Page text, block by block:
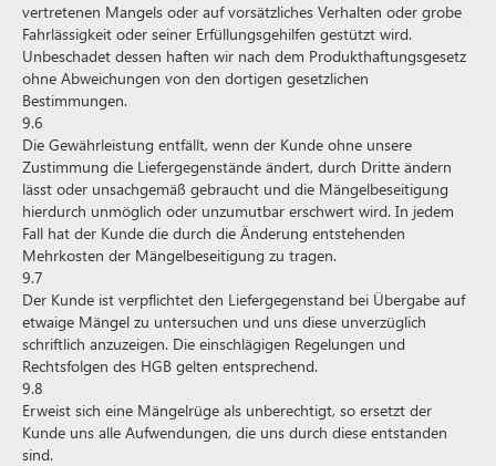
vertretenen Mangels oder auf vorsätzliches Verhalten oder grobe
Fahrlässigkeit oder seiner Erfüllungsgehilfen gestützt wird.
Unbeschadet dessen haften wir nach dem Produkthaftungsgesetz
ohne Abweichungen von den dortigen gesetzlichen
Bestimmungen.
9.6
Die Gewährleistung entfällt, wenn der Kunde ohne unsere
Zustimmung die Liefergegenstände ändert, durch Dritte ändern
lässt oder unsachgemäß gebraucht und die Mängelbeseitigung
hierdurch unmöglich oder unzumutbar erschwert wird. In jedem
Fall hat der Kunde die durch die Änderung entstehenden
Mehrkosten der Mängelbeseitigung zu tragen.
9.7
Der Kunde ist verpflichtet den Liefergegenstand bei Übergabe auf
etwaige Mängel zu untersuchen und uns diese unverzüglich
schriftlich anzuzeigen. Die einschlägigen Regelungen und
Rechtsfolgen des HGB gelten entsprechend.
9.8
Erweist sich eine Mängelrüge als unberechtigt, so ersetzt der
Kunde uns alle Aufwendungen, die uns durch diese entstanden
sind.